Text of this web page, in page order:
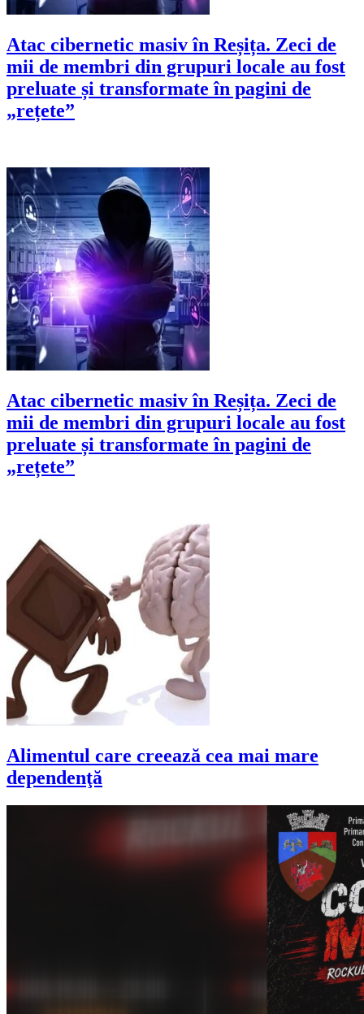
Atac cibernetic masiv în Reșița. Zeci de
mii de membri din grupuri locale au fost
preluate și transformate în pagini de
„rețete”
Atac cibernetic masiv în Reșița. Zeci de
mii de membri din grupuri locale au fost
preluate și transformate în pagini de
„rețete”
Alimentul care creează cea mai mare
dependenţă